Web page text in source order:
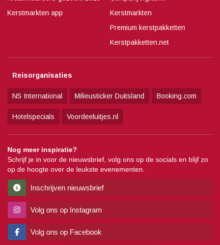
Kerstmarkten app
Kerstmarkten
Premium kerstpakketten
Kerstpakketten.net
Reisorganisaties
NS International Milieusticker Duitsland Booking.com
Hotelspecials Voordeeluitjes.nl
Nog meer inspiratie?
Schrijf je in voor de nieuwsbrief, volg ons op de socials en blijf zo
op de hoogte over de leukste evenementen.
Inschrijven nieuwsbrief
Volg ons op Instagram
Volg ons op Facebook